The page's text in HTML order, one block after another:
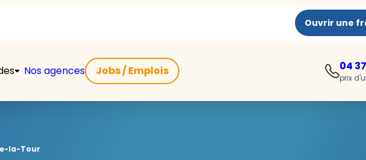
Ouvrir une
Nos agences Jobs / Emplois 04
prix
la-Tour